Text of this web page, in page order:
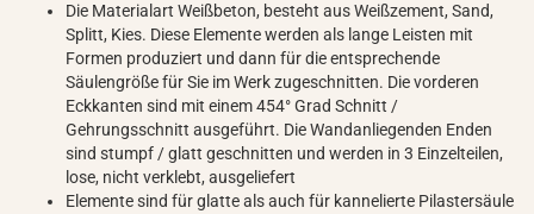
Die Materialart Weißbeton, besteht aus Weißzement, Sand,
Splitt, Kies. Diese Elemente werden als lange Leisten mit
Formen produziert und dann für die entsprechende
Säulengröße für Sie im Werk zugeschnitten. Die vorderen
Eckkanten sind mit einem 454° Grad Schnitt /
Gehrungsschnitt ausgeführt. Die Wandanliegenden Enden
sind stumpf / glatt geschnitten und werden in 3 Einzelteilen,
lose, nicht verklebt, ausgeliefert
Elemente sind für glatte als auch für kannelierte Pilastersäule